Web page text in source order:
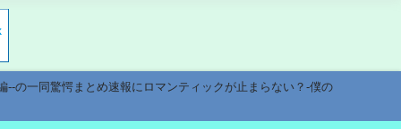
の一同驚愕まとめ速報にロマンティックが止まらない？-僕の